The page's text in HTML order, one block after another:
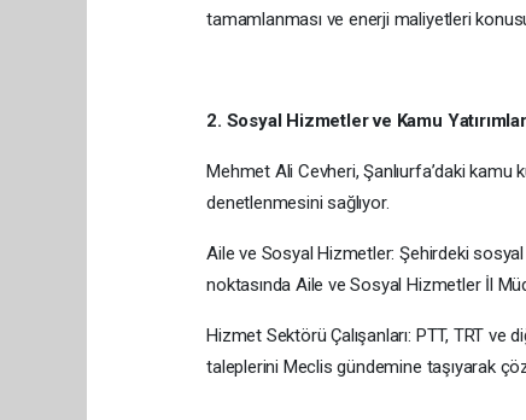
tamamlanması ve enerji maliyetleri
2. Sosyal Hizmetler ve Kamu
Mehmet Ali Cevheri, Şanlıurfa’daki kamu
denetlenmesini sağlıyor.
Aile ve Sosyal Hizmetler: Şehirdeki
noktasında Aile ve Sosyal Hizmetler İl
Hizmet Sektörü Çalışanları: PTT, TRT ve
taleplerini Meclis gündemine taşıyarak